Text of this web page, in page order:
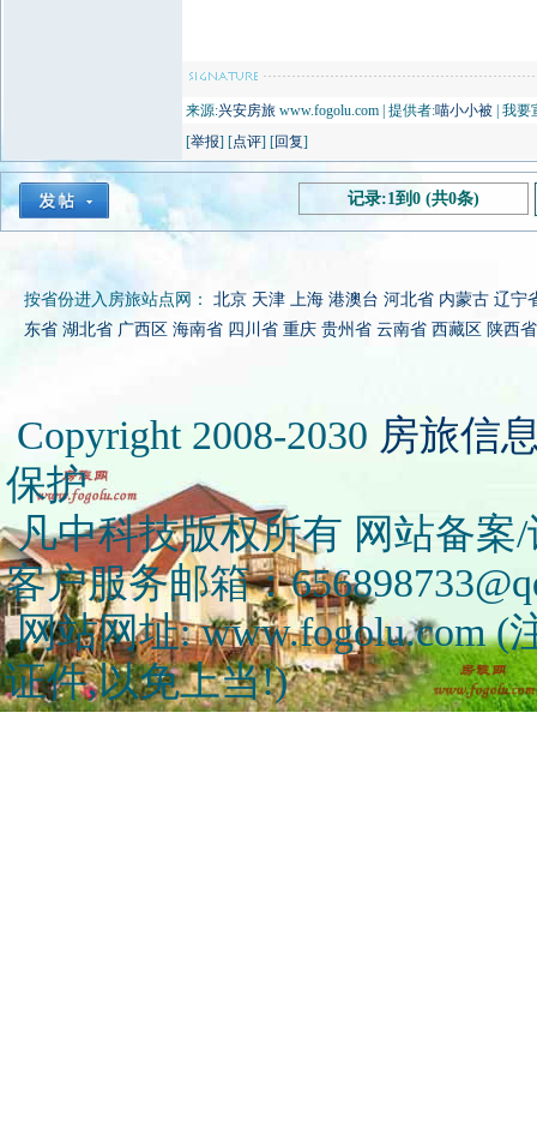
来源:兴安房旅 www.fogolu.com | 提供者:喵小小被 | 我
[举报] [点评] [回复]
记录:1到0 (共0条)
按省份进入房旅站点网： 北京 天津 上海 港澳台 河北省 内蒙古 辽宁
东省 湖北省 广西区 海南省 四川省 重庆 贵州省 云南省 西藏区 陕西省
Copyright 2008-2030 房旅信
保护
凡中科技版权所有 网站备案/
客户服务邮箱：
网站网址: www.fogolu.com (
证件,以免上当!)